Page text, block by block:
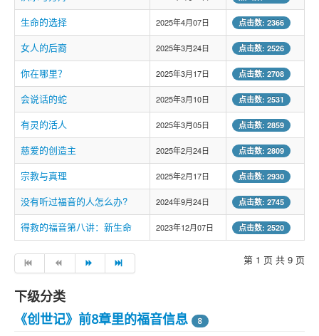
生命的选择 2025年4月07日 点击数: 2366
女人的后裔 2025年3月24日 点击数: 2526
你在哪里？ 2025年3月17日 点击数: 2708
会说话的蛇 2025年3月10日 点击数: 2531
有灵的活人 2025年3月05日 点击数: 2859
慈爱的创造主 2025年2月24日 点击数: 2809
宗教与真理 2025年2月17日 点击数: 2930
没有听过福音的人怎么办? 2024年9月24日 点击数: 2745
得救的福音第八讲：新生命 2023年12月07日 点击数: 2520
第 1 页 共 9 页
下级分类
《创世记》前8章里的福音信息
8